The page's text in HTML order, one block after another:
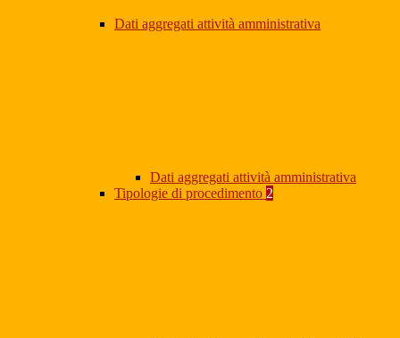
Dati aggregati attività amministrativa
Dati aggregati attività amministrativa
Tipologie di procedimento 2